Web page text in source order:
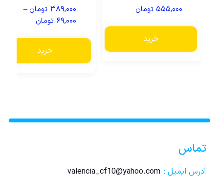
۵۵۵,۰۰۰ تومان
خرید
۳۸۹,۰۰۰ تومان–
۶۹,۰۰۰ تومان
خرید
تماس
آدرس ایمیل : valencia_cf10@yahoo.com